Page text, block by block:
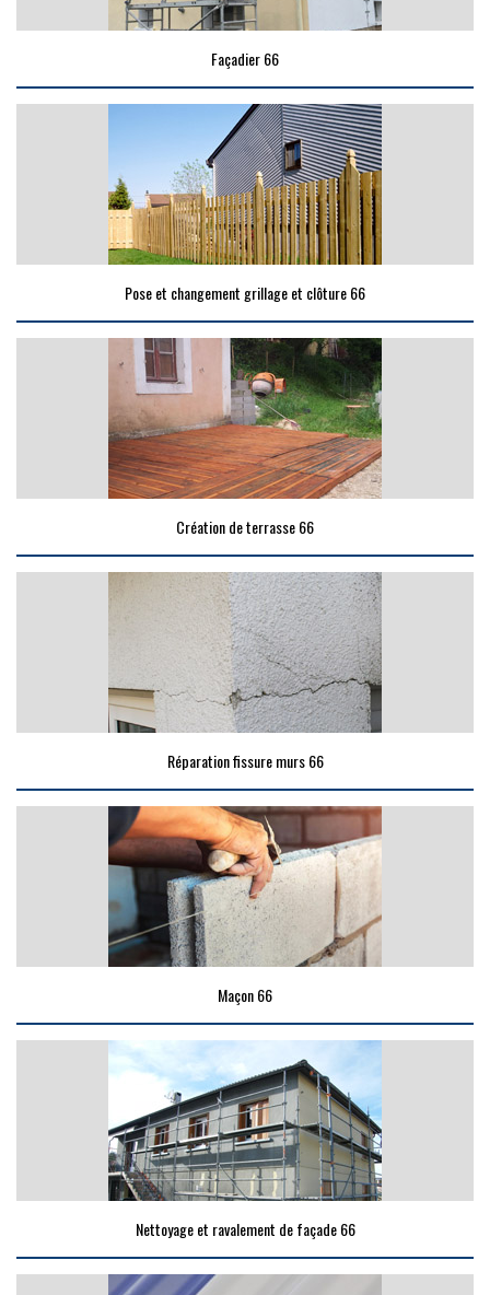
Façadier 66
Pose et changement grillage et clôture 66
Création de terrasse 66
Réparation fissure murs 66
Maçon 66
Nettoyage et ravalement de façade 66